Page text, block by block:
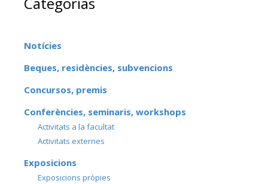
Notícies
Beques, residències, subvencions
Concursos, premis
Conferències, seminaris, workshops
Activitats a la facultat
Activitats externes
Exposicions
Exposicions pròpies